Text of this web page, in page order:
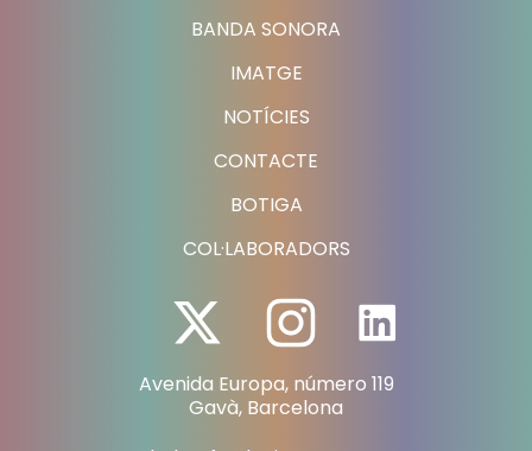
BANDA SONORA
IMATGE
NOTÍCIES
CONTACTE
BOTIGA
COL·LABORADORS
Avenida Europa, número 119
Gavà, Barcelona